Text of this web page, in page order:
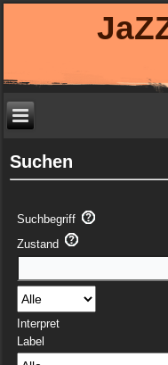
Suchen
Suchbegriff
Zustand
Interpret
Label